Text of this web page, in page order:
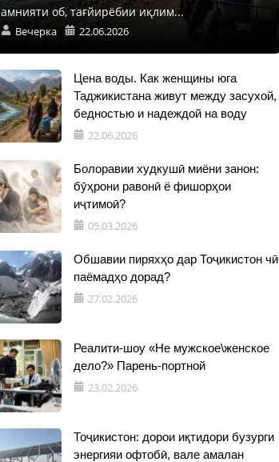
амнияти об, тағйирёбии иқлим...
Вечерка 22.06.2026
Цена воды. Как женщины юга
Таджикистана живут между засухой,
бедностью и надеждой на воду
22.06.2026
Болоравии худкушӣ миёни занон:
бӯҳрони равонӣ ё фишорҳои
иҷтимоӣ?
05.03.2026
Обшавии пиряхҳо дар Тоҷикистон чӣ
паёмадҳо дорад?
27.02.2026
Реалити-шоу «Не мужское\женское
дело?» Парень-портной
23.02.2026
Тоҷикистон: дорои иқтидори бузурги
энергияи офтобӣ, вале амалан